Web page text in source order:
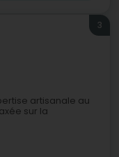
3
artisanale au
sur la